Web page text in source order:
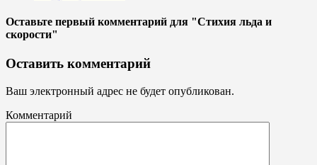
Оставьте первый комментарий для "Стихия льда и
скорости"
Оставить комментарий
Ваш электронный адрес не будет опубликован.
Комментарий